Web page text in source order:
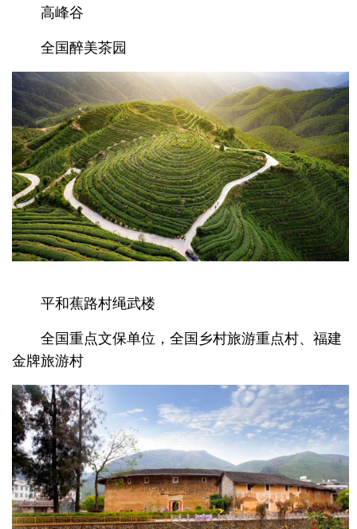
高峰谷
全国醉美茶园
平和蕉路村绳武楼
全国重点文保单位，全国乡村旅游重点村、福建
金牌旅游村